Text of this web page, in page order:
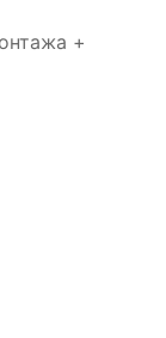
+